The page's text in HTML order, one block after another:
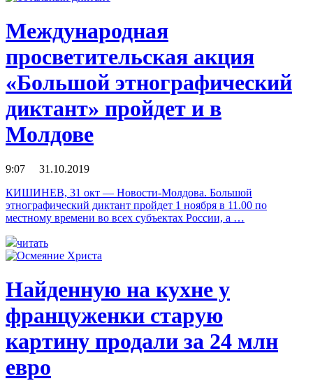
Международная
просветительская акция
«Большой этнографический
диктант» пройдет и в
Молдове
9:07 31.10.2019
КИШИНЕВ, 31 окт — Новости-Молдова. Большой
этнографический диктант пройдет 1 ноября в 11.00 по
местному времени во всех субъектах России, а …
читать
Найденную на кухне у
француженки старую
картину продали за 24 млн
евро